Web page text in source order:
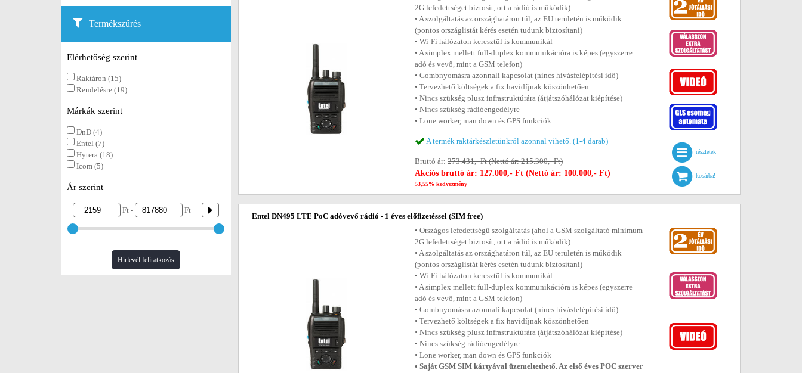
Termékszűrés
Elérhetőség szerint
Raktáron (15)
Rendelésre (19)
Márkák szerint
DnD (4)
Entel (7)
Hytera (18)
Icom (5)
Ár szerint
Ft - Ft
Hírlevél feliratkozás
2G lefedettséget biztosít, ott a rádió is működik)
• A szolgáltatás az országhatáron túl, az EU területén is működik
(pontos országlistát kérés esetén tudunk biztosítani)
• Wi-Fi hálózaton keresztül is kommunikál
• A simplex mellett full-duplex kommunikációra is képes (egyszerre
adó és vevő, mint a GSM telefon)
• Gombnyomásra azonnali kapcsolat (nincs hívásfelépítési idő)
• Tervezhető költségek a fix havidíjnak köszönhetően
• Nincs szükség plusz infrastruktúrára (átjátszóhálózat kiépítése)
• Nincs szükség rádióengedélyre
• Lone worker, man down és GPS funkciók
A termék raktárkészletünkről azonnal vihető. (1-4 darab)
Bruttó ár:273.431,- Ft (Nettó ár: 215.300,- Ft)
Akciós bruttó ár: 127.000,- Ft (Nettó ár: 100.000,- Ft)
53,55% kedvezmény
részletek
kosárba!
Entel DN495 LTE PoC adóvevő rádió - 1 éves előfizetéssel (SIM free)
• Országos lefedettségű szolgáltatás (ahol a GSM szolgáltató minimum
2G lefedettséget biztosít, ott a rádió is működik)
• A szolgáltatás az országhatáron túl, az EU területén is működik
(pontos országlistát kérés esetén tudunk biztosítani)
• Wi-Fi hálózaton keresztül is kommunikál
• A simplex mellett full-duplex kommunikációra is képes (egyszerre
adó és vevő, mint a GSM telefon)
• Gombnyomásra azonnali kapcsolat (nincs hívásfelépítési idő)
• Tervezhető költségek a fix havidíjnak köszönhetően
• Nincs szükség plusz infrastruktúrára (átjátszóhálózat kiépítése)
• Nincs szükség rádióengedélyre
• Lone worker, man down és GPS funkciók
• Saját GSM SIM kártyával üzemeltethető. Az első éves POC szerver